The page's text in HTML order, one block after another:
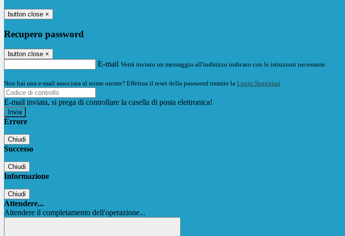
button close ×
Recupero password
button close ×
E-mail Verrà inviato un messaggio all'indirizzo indicato con le istruzioni necessarie.
Non hai una e-mail associata al nome utente? Effettua il reset della password tramite la Login Spaggiari
E-mail inviata, si prega di controllare la casella di posta elettronica!
Errore
Chiudi
Successo
Chiudi
Informazione
Chiudi
Attendere...
Attendere il completamento dell'operazione...